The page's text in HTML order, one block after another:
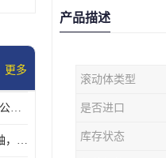
更多
湖州恩斯凯工业技术有限公司 湖州NSK轴承
德国INA轴，德国INA光轴，德国依纳光轴
产品描述
滚动体类型
是否进口
库存状态